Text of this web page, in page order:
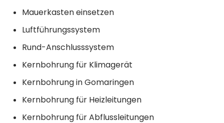
Mauerkasten einsetzen
Luftführungssystem
Rund-Anschlusssystem
Kernbohrung für Klimagerät
Kernbohrung in Gomaringen
Kernbohrung für Heizleitungen
Kernbohrung für Abflussleitungen